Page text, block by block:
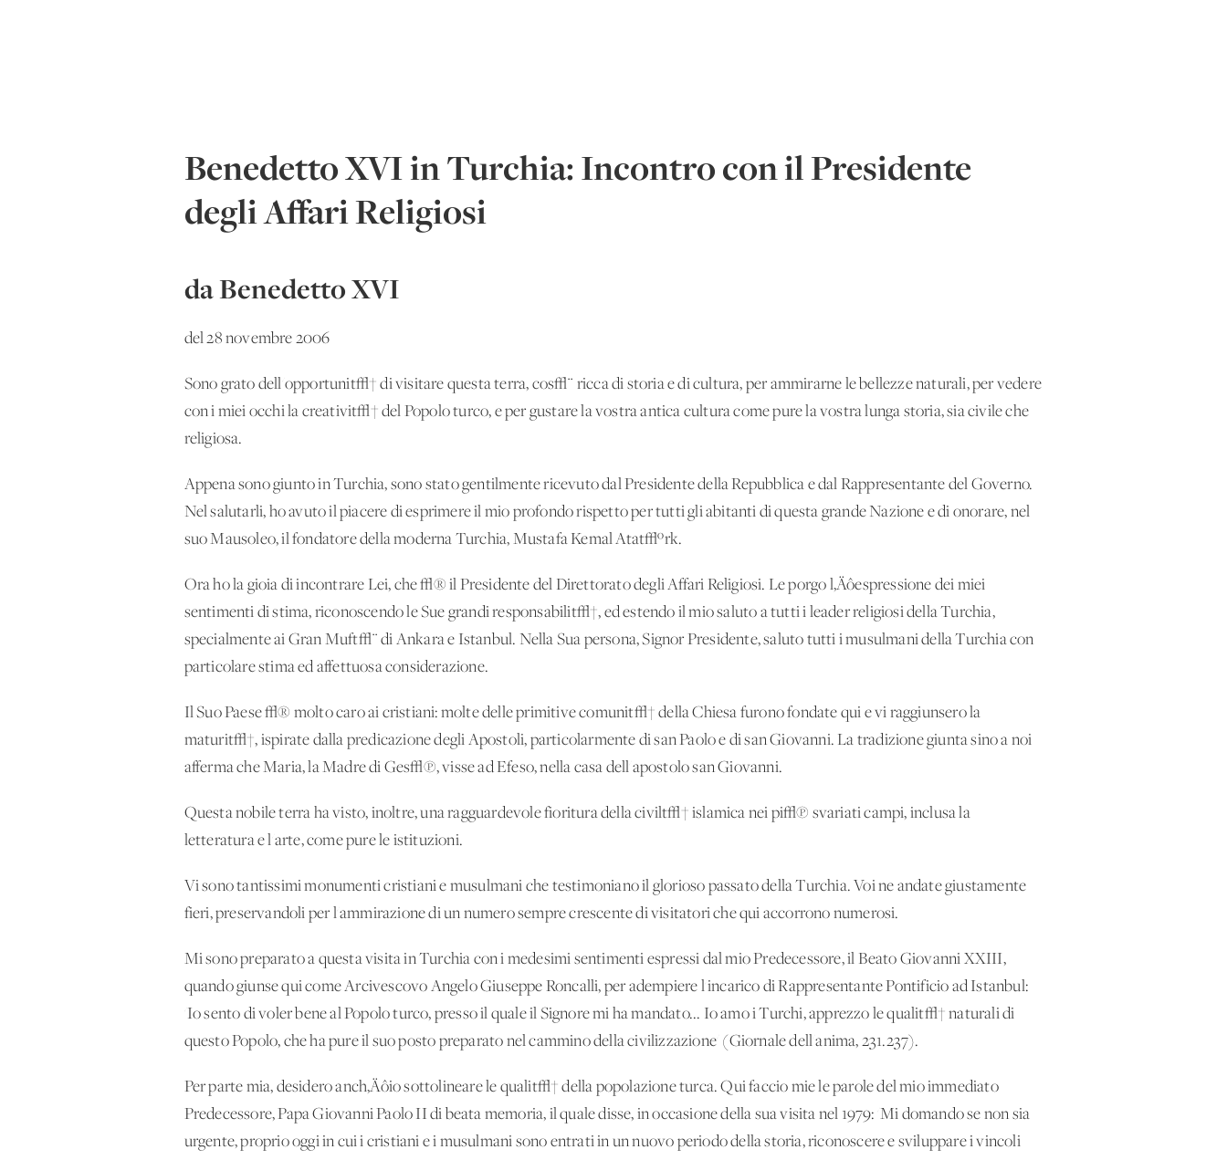
Benedetto XVI in Turchia: Incontro con il Presidente
degli Affari Religiosi
da Benedetto XVI
del 28 novembre 2006
Sono grato dell'opportunit√† di visitare questa terra, cos√¨ ricca di storia e di cultura, per ammirarne le bellezze naturali, per vedere
con i miei occhi la creativit√† del Popolo turco, e per gustare la vostra antica cultura come pure la vostra lunga storia, sia civile che
religiosa.
Appena sono giunto in Turchia, sono stato gentilmente ricevuto dal Presidente della Repubblica e dal Rappresentante del Governo.
Nel salutarli, ho avuto il piacere di esprimere il mio profondo rispetto per tutti gli abitanti di questa grande Nazione e di onorare, nel
suo Mausoleo, il fondatore della moderna Turchia, Mustafa Kemal Atat√ºrk.
Ora ho la gioia di incontrare Lei, che √® il Presidente del Direttorato degli Affari Religiosi. Le porgo l‚Äôespressione dei miei
sentimenti di stima, riconoscendo le Sue grandi responsabilit√†, ed estendo il mio saluto a tutti i leader religiosi della Turchia,
specialmente ai Gran Muft√¨ di Ankara e Istanbul. Nella Sua persona, Signor Presidente, saluto tutti i musulmani della Turchia con
particolare stima ed affettuosa considerazione.
Il Suo Paese √® molto caro ai cristiani: molte delle primitive comunit√† della Chiesa furono fondate qui e vi raggiunsero la
maturit√†, ispirate dalla predicazione degli Apostoli, particolarmente di san Paolo e di san Giovanni. La tradizione giunta sino a noi
afferma che Maria, la Madre di Ges√π, visse ad Efeso, nella casa dell'apostolo san Giovanni.
Questa nobile terra ha visto, inoltre, una ragguardevole fioritura della civilt√† islamica nei pi√π svariati campi, inclusa la
letteratura e l'arte, come pure le istituzioni.
Vi sono tantissimi monumenti cristiani e musulmani che testimoniano il glorioso passato della Turchia. Voi ne andate giustamente
fieri, preservandoli per l'ammirazione di un numero sempre crescente di visitatori che qui accorrono numerosi.
Mi sono preparato a questa visita in Turchia con i medesimi sentimenti espressi dal mio Predecessore, il Beato Giovanni XXIII,
quando giunse qui come Arcivescovo Angelo Giuseppe Roncalli, per adempiere l'incarico di Rappresentante Pontificio ad Istanbul:
'Io sento di voler bene al Popolo turco, presso il quale il Signore mi ha mandato... Io amo i Turchi, apprezzo le qualit√† naturali di
questo Popolo, che ha pure il suo posto preparato nel cammino della civilizzazione' (Giornale dell'anima, 231.237).
Per parte mia, desidero anch‚Äôio sottolineare le qualit√† della popolazione turca. Qui faccio mie le parole del mio immediato
Predecessore, Papa Giovanni Paolo II di beata memoria, il quale disse, in occasione della sua visita nel 1979: 'Mi domando se non sia
urgente, proprio oggi in cui i cristiani e i musulmani sono entrati in un nuovo periodo della storia, riconoscere e sviluppare i vincoli